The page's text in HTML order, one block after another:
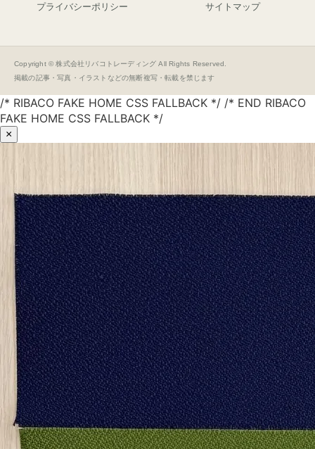
プライバシーポリシー サイトマップ
Copyright © 株式会社リバコトレーディング All Rights Reserved.
掲載の記事・写真・イラストなどの無断複写・転載を禁じます
/* RIBACO FAKE HOME CSS FALLBACK */ /* END RIBACO
FAKE HOME CSS FALLBACK */
×